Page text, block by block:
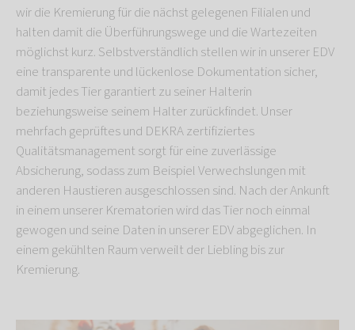
wir die Kremierung für die nächst gelegenen Filialen und
halten damit die Überführungswege und die Wartezeiten
möglichst kurz. Selbstverständlich stellen wir in unserer EDV
eine transparente und lückenlose Dokumentation sicher,
damit jedes Tier garantiert zu seiner Halterin
beziehungsweise seinem Halter zurückfindet. Unser
mehrfach geprüftes und DEKRA zertifiziertes
Qualitätsmanagement sorgt für eine zuverlässige
Absicherung, sodass zum Beispiel Verwechslungen mit
anderen Haustieren ausgeschlossen sind. Nach der Ankunft
in einem unserer Krematorien wird das Tier noch einmal
gewogen und seine Daten in unserer EDV abgeglichen. In
einem gekühlten Raum verweilt der Liebling bis zur
Kremierung.